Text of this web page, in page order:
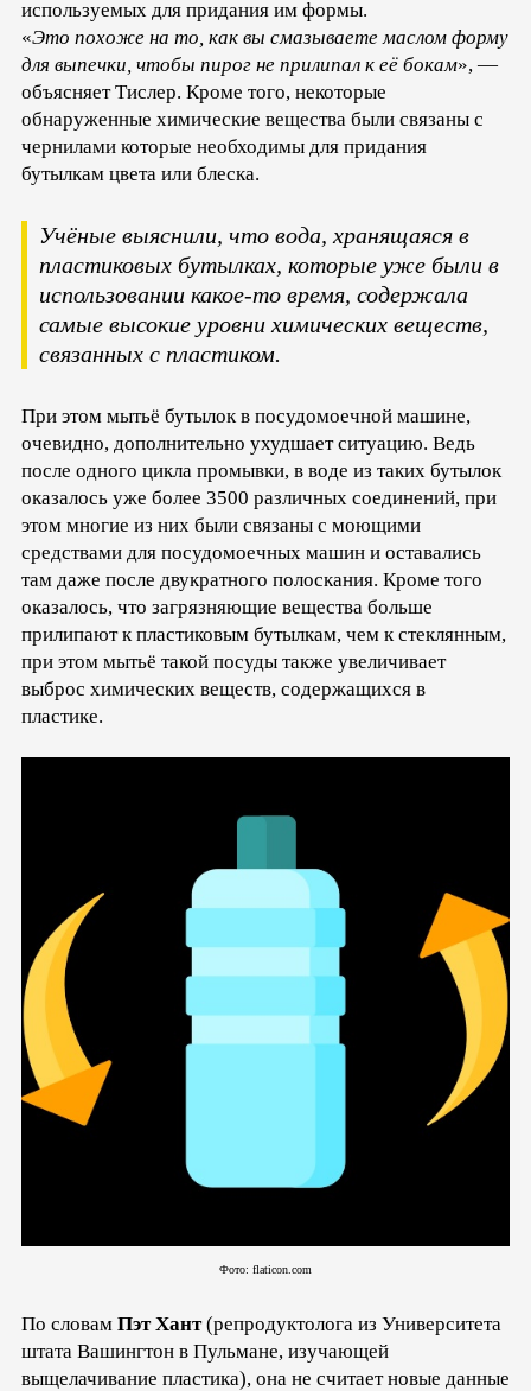
используемых для придания им формы.
«Это похоже на то, как вы смазываете маслом форму
для выпечки, чтобы пирог не прилипал к её бокам», —
объясняет Тислер. Кроме того, некоторые
обнаруженные химические вещества были связаны с
чернилами которые необходимы для придания
бутылкам цвета или блеска.
Учёные выяснили, что вода, хранящаяся в
пластиковых бутылках, которые уже были в
использовании какое-то время, содержала
самые высокие уровни химических веществ,
связанных с пластиком.
При этом мытьё бутылок в посудомоечной машине,
очевидно, дополнительно ухудшает ситуацию. Ведь
после одного цикла промывки, в воде из таких бутылок
оказалось уже более 3500 различных соединений, при
этом многие из них были связаны с моющими
средствами для посудомоечных машин и оставались
там даже после двукратного полоскания. Кроме того
оказалось, что загрязняющие вещества больше
прилипают к пластиковым бутылкам, чем к стеклянным,
при этом мытьё такой посуды также увеличивает
выброс химических веществ, содержащихся в
пластике.
Фото: flaticon.com
По словам Пэт Хант(репродуктолога из Университета
штата Вашингтон в Пульмане, изучающей
выщелачивание пластика), она не считает новые данные